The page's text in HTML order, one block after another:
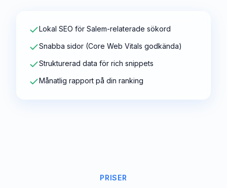
Lokal SEO för Salem-relaterade sökord
Snabba sidor (Core Web Vitals godkända)
Strukturerad data för rich snippets
Månatlig rapport på din ranking
PRISER